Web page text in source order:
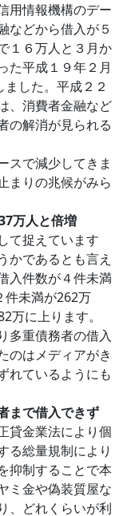
用情報機構のデー
などから借入が５
１６万人と３月か
た平成１９年２月
した。平成２２
、消費者金融など
の解消が見られる
スで減少してきま
まりの兆候がみら
万人と倍増
て捉えています
かであるとも言え
入件数が４件未満
件未満が262万
万に上ります。
多重債務者の借入
のはメディアがき
れているようにも
まで借入できず
貸金業法により個
る総量規制により
抑制することで本
ミ金や偽装質屋な
、どれくらいが利